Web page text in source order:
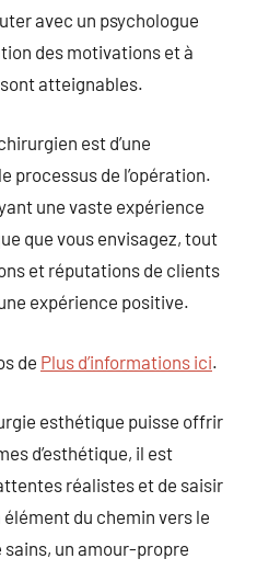
avec un psychologue
des motivations et à
atteignables.
est d’une
processus de l’opération.
une vaste expérience
que vous envisagez, tout
et réputations de clients
expérience positive.
de Plus d’informations ici.
esthétique puisse offrir
d’esthétique, il est
réalistes et de saisir
élément du chemin vers le
un amour-propre